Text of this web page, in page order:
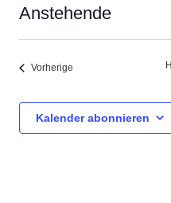
Anstehende
Datum
Vorherige
Kalender abonnieren